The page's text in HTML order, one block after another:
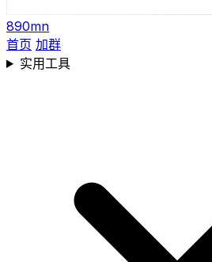
890mn
首页 加群
实用工具